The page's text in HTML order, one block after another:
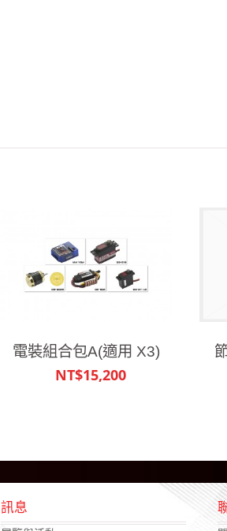
電裝組合包A(適用 X3)
NT$15,200
訊息